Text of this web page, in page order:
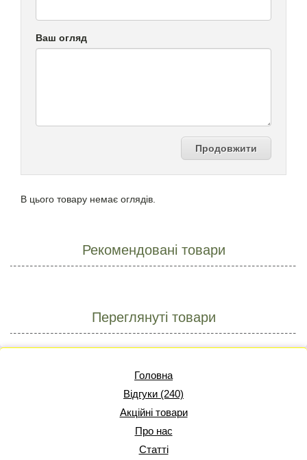
Ваш огляд
Продовжити
В цього товару немає оглядів.
Рекомендовані товари
Переглянуті товари
Головна
Відгуки (240)
Акційні товари
Про нас
Статті